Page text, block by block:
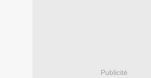
Publicité